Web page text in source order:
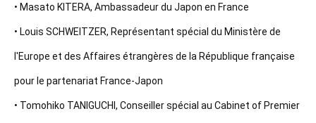
• Masato KITERA, Ambassadeur du Japon en France
• Louis SCHWEITZER, Représentant spécial du Ministère de
l'Europe et des Affaires étrangères de la République française
pour le partenariat France-Japon
• Tomohiko TANIGUCHI, Conseiller spécial au Cabinet of Premier